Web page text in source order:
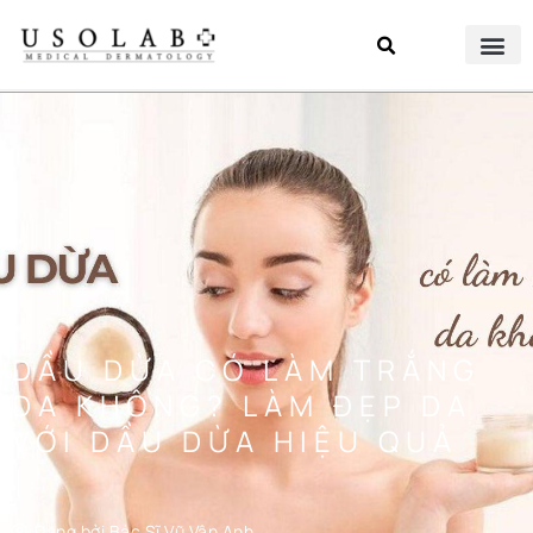
DẦU DỪA CÓ LÀM TRẮNG
DA KHÔNG? LÀM ĐẸP DA
VỚI DẦU DỪA HIỆU QUẢ